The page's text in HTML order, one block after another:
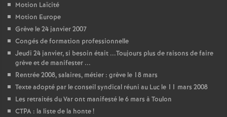
Motion Laïcité
Motion Europe
Grève le 24 janvier 2007
Congés de formation professionnelle
Jeudi 24 janvier, si besoin était ...Toujours plus de raisons de faire
grève et de manifester ...
Rentrée 2008, salaires, métier : grève le 18 mars
Texte adopté par le conseil syndical réuni au Luc le 11 mars 2008
Les retraités du Var ont manifesté le 6 mars à Toulon
CTPA : la liste de la honte!